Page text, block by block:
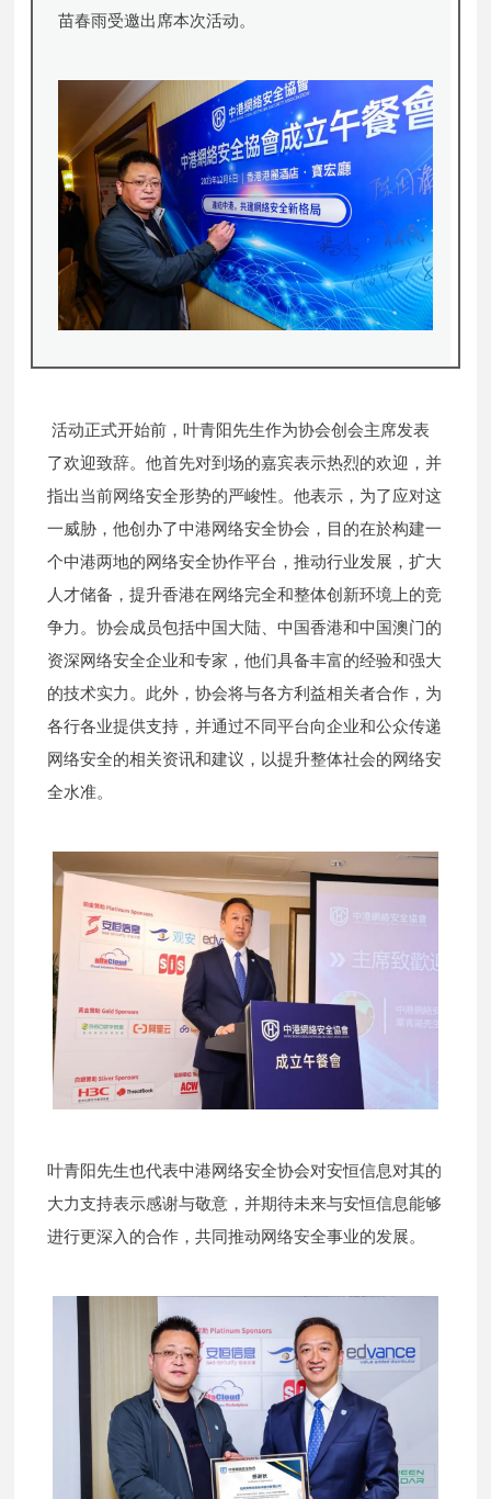
苗春雨受邀出席本次活动。
活动正式开始前，叶青阳先生作为协会创会主席发表
了欢迎致辞。他首先对到场的嘉宾表示热烈的欢迎，并
指出当前网络安全形势的严峻性。他表示，为了应对这
一威胁，他创办了中港网络安全协会，目的在於构建一
个中港两地的网络安全协作平台，推动行业发展，扩大
人才储备，提升香港在网络完全和整体创新环境上的竞
争力。协会成员包括中国大陆、中国香港和中国澳门的
资深网络安全企业和专家，他们具备丰富的经验和强大
的技术实力。此外，协会将与各方利益相关者合作，为
各行各业提供支持，并通过不同平台向企业和公众传递
网络安全的相关资讯和建议，以提升整体社会的网络安
全水准。
叶青阳先生也代表中港网络安全协会对安恒信息对其的
大力支持表示感谢与敬意，并期待未来与安恒信息能够
进行更深入的合作，共同推动网络安全事业的发展。